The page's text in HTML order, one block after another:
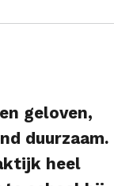
geloven,
duurzaam.
heel